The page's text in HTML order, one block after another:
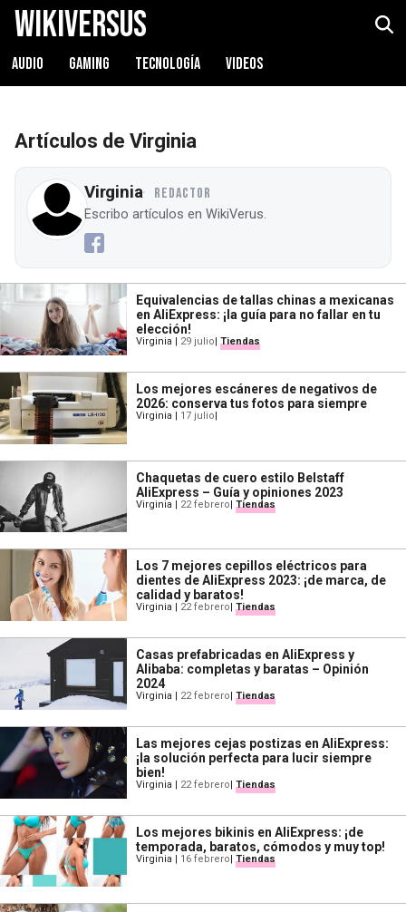
WikiVersus
AUDIO GAMING TECNOLOGÍA VIDEOS
Artículos de Virginia
Virginia REDACTOR
Escribo artículos en WikiVerus.
Equivalencias de tallas chinas a mexicanas
en AliExpress: ¡la guía para no fallar en tu
elección!
Virginia | 29 julio| Tiendas
Los mejores escáneres de negativos de
2026: conserva tus fotos para siempre
Virginia | 17 julio|
Chaquetas de cuero estilo Belstaff
AliExpress – Guía y opiniones 2023
Virginia | 22 febrero| Tiendas
Los 7 mejores cepillos eléctricos para
dientes de AliExpress 2023: ¡de marca, de
calidad y baratos!
Virginia 22 febrero Tiendas
Casas prefabricadas en AliExpress y
Alibaba: completas y baratas – Opinión
2024
Virginia | 22 febrero| Tiendas
Las mejores cejas postizas en AliExpress:
¡la solución perfecta para lucir siempre
bien!
Virginia | 22 febrero| Tiendas
Los mejores bikinis en AliExpress: ¡de
temporada, baratos, cómodos y muy top!
Virginia | 16 febrero| Tiendas